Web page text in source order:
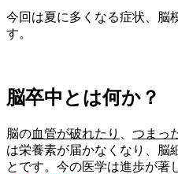
今回は夏に多くなる症状、脳
す。
脳卒中とは何か？
脳の血管が破れたり つまっ
は栄養素が届かなくなり、脳
とです。今の医学は進歩が著